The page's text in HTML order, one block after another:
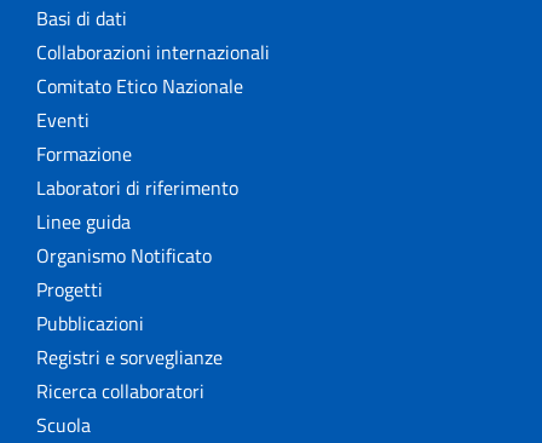
Basi di dati
Collaborazioni internazionali
Comitato Etico Nazionale
Eventi
Formazione
Laboratori di riferimento
Linee guida
Organismo Notificato
Progetti
Pubblicazioni
Registri e sorveglianze
Ricerca collaboratori
Scuola